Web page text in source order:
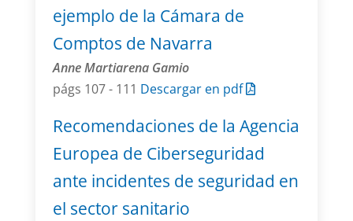
ejemplo de la Cámara de
Comptos de Navarra
Anne Martiarena Gamio
págs 107 - 111 Descargar en pdf
Recomendaciones de la Agencia
Europea de Ciberseguridad
ante incidentes de seguridad en
el sector sanitario